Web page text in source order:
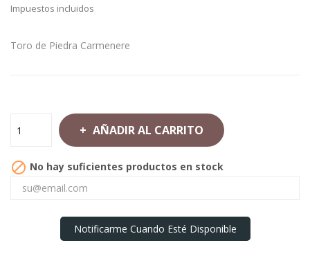
Impuestos incluidos
Toro de Piedra Carmenere
AÑADIR AL CARRITO
 No hay suficientes productos en stock
Notificarme Cuando Esté Disponible